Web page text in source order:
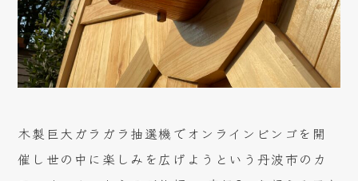
木製巨大ガラガラ抽選機でオンラインビンゴを開
催し世の中に楽しみを広げようという丹波市のカ